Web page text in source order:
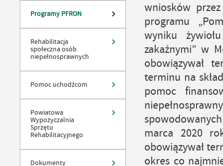
Programy PFRON
Rehabilitacja
społeczna osób
niepełnosprawnych
Pomoc uchodźcom
Powiatowa
Wypożyczalnia
Sprzętu
Rehabilitacyjnego
Dokumenty
wniosków
programu
wyniku
zakaźnymi” w
obowiązywał
terminu na
pomoc
marca 2020
obowiązywał
okres co